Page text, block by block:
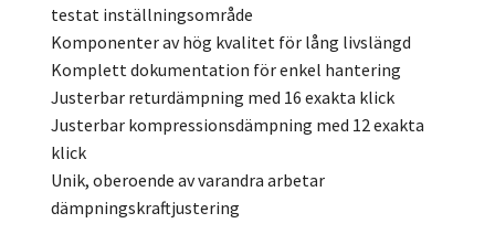
testat inställningsområde
Komponenter av hög kvalitet för lång livslängd
Komplett dokumentation för enkel hantering
Justerbar returdämpning med 16 exakta klick
Justerbar kompressionsdämpning med 12 exakta
klick
Unik, oberoende av varandra arbetar
dämpningskraftjustering